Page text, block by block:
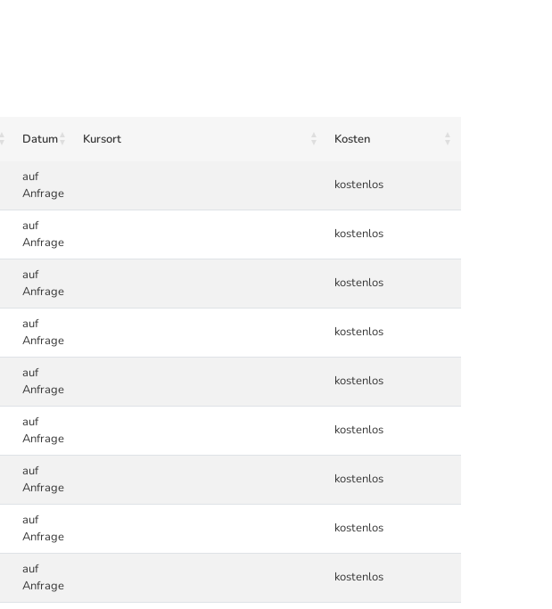
Datum Kursort Kosten
auf
Anfrage
kostenlos
auf
Anfrage
kostenlos
auf
Anfrage
kostenlos
auf
Anfrage
kostenlos
auf
Anfrage
kostenlos
auf
Anfrage
kostenlos
auf
Anfrage
kostenlos
auf
Anfrage
kostenlos
auf
Anfrage
kostenlos